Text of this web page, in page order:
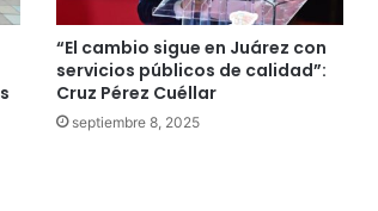
“El cambio sigue en Juárez con
servicios públicos de calidad”:
Cruz Pérez Cuéllar
septiembre 8, 2025